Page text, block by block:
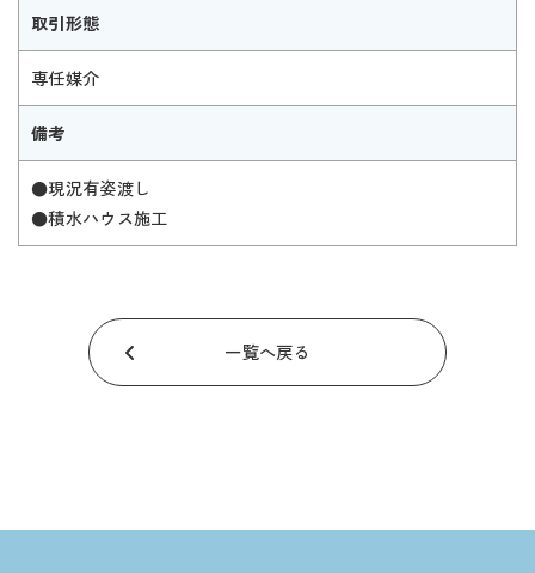
取引形態
専任媒介
備考
●現況有姿渡し
●積水ハウス施工
一覧へ戻る